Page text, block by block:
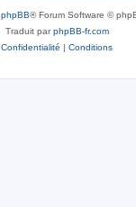
phpBB® Forum Software ©
Traduit parphpBB-fr.com
Confidentialité | Conditions